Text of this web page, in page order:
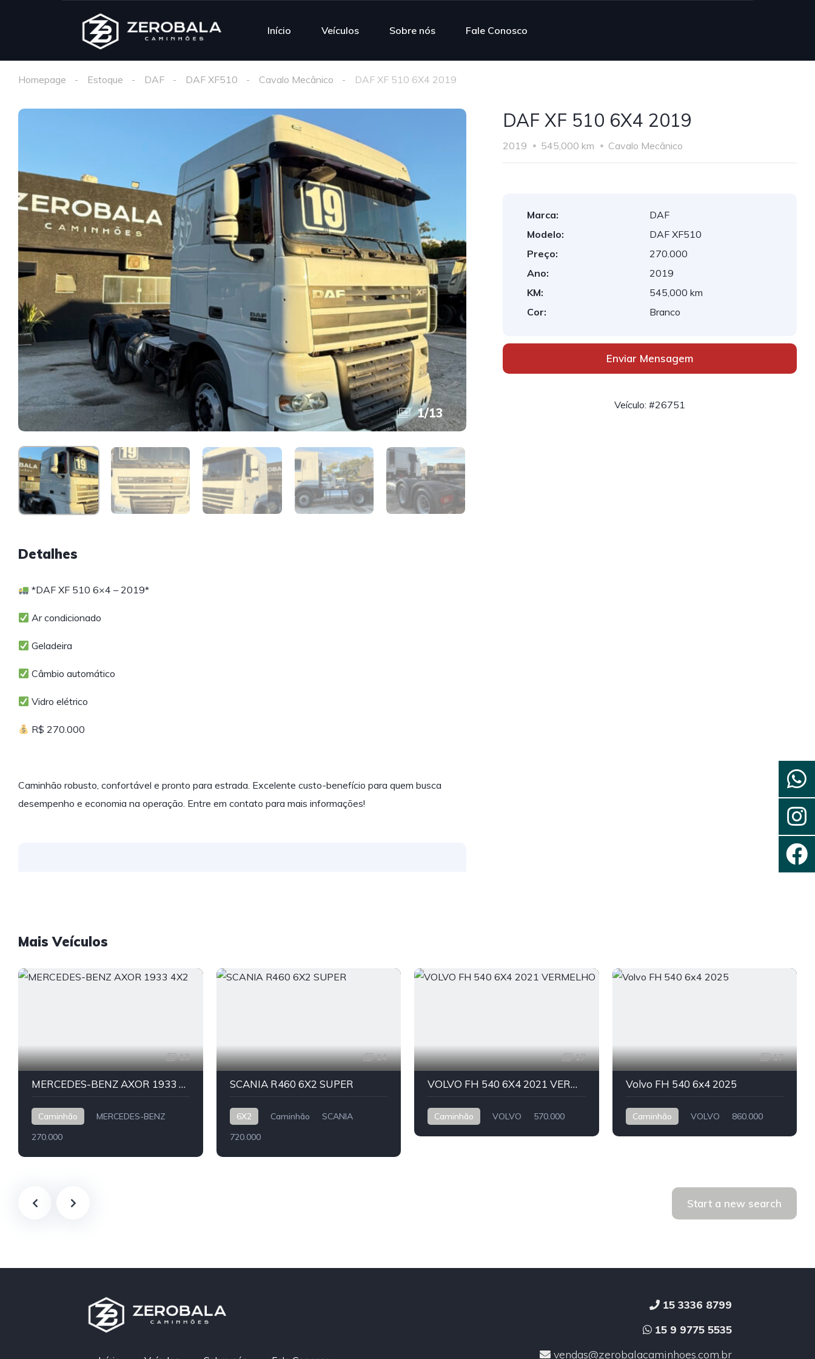
Início Veículos Sobre nós Fale Conosco
Homepage Estoque DAF DAF XF510 Cavalo Mecânico DAF XF 510 6X4 2019
1/13
Detalhes
*DAF XF 510 6×4 – 2019*
Ar condicionado
Geladeira
Câmbio automático
Vidro elétrico
R$ 270.000
Caminhão robusto, confortável e pronto para estrada. Excelente custo-benefício para quem busca
desempenho e economia na operação. Entre em contato para mais informações!
DAF XF 510 6X4 2019
2019 545,000 km Cavalo Mecânico
Marca:
DAF
Modelo:
DAF XF510
Preço:
270.000
Ano:
2019
KM:
545,000 km
Cor:
Branco
Enviar Mensagem
Veículo: #26751
Mais Veículos
13
MERCEDES-BENZ AXOR 1933 4X2
Caminhão
MERCEDES-BENZ
270.000
14
SCANIA R460 6X2 SUPER
6X2 Caminhão
SCANIA
720.000
17
VOLVO FH 540 6X4 2021 VERMELHO
Caminhão VOLVO 570.000
17
Volvo FH 540 6x4 2025
Caminhão VOLVO 860.000
Start a new search
15 3336 8799
15 9 9775 5535
vendas@zerobalacaminhoes.com.br